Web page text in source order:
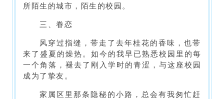
所陌生的城市，陌生的校园。
三、眷恋
风穿过指缝，带走了去年桂花的香味，也带
来了盛夏的燥热。如今的我早已熟悉校园里的每
一个角落，褪去了刚入学时的青涩，与这座校园
成为了挚友。
家属区里那条隐秘的小路，总会有我匆忙赶